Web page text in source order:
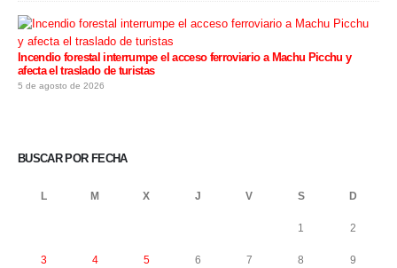
Incendio forestal interrumpe el acceso ferroviario a Machu Picchu y
afecta el traslado de turistas
5 de agosto de 2026
BUSCAR POR FECHA
L M X J V S D
1 2
3 4 5 6 7 8 9